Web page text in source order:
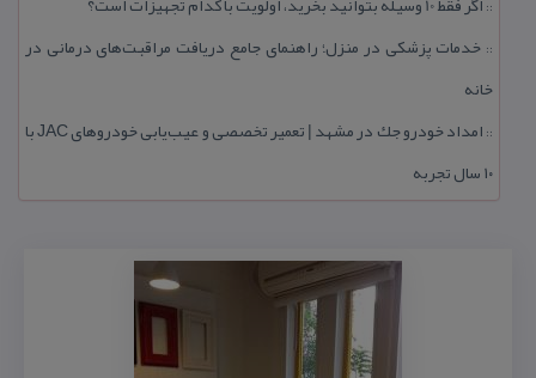
::
:: خدمات پزشكی در منزل؛ راهنمای جامع دریافت مراقبت‌های درمانی در
خانه
::
امداد خودرو جك در مشهد | تعمیر تخصصی و عیب‌یابی خودروهای JAC با
۱۰ سال تجربه